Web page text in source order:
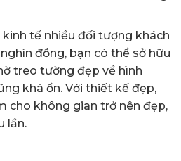
kinh tế nhiều đối tượng khách
đồng, bạn có thể sở hữu
treo tường đẹp về hình
khá ổn. Với thiết kế đẹp,
cho không gian trở nên đẹp,
lần.